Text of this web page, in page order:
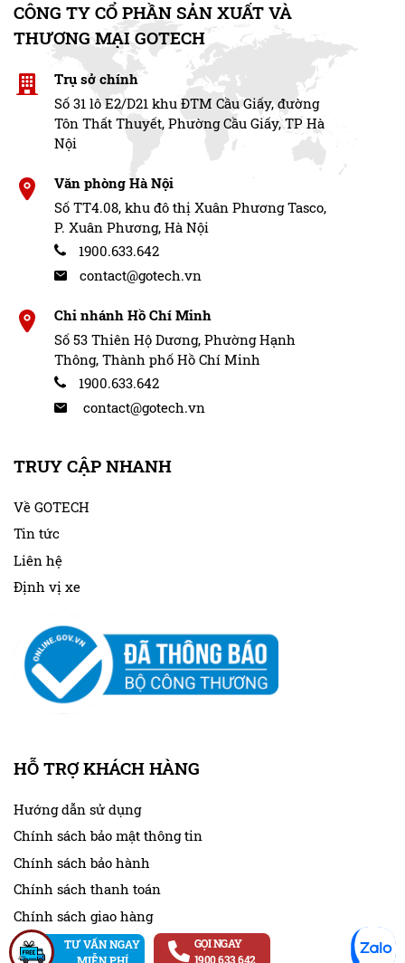
CÔNG TY CỔ PHẦN SẢN XUẤT VÀ
THƯƠNG MẠI GOTECH
Trụ sở chính
Số 31 lô E2/D21 khu ĐTM Cầu Giấy, đường
Tôn Thất Thuyết, Phường Cầu Giấy, TP Hà
Nội
Văn phòng Hà Nội
Số TT4.08, khu đô thị Xuân Phương Tasco,
P. Xuân Phương, Hà Nội
1900.633.642
contact@gotech.vn
Chi nhánh Hồ Chí Minh
Số 53 Thiên Hộ Dương, Phường Hạnh
Thông, Thành phố Hồ Chí Minh
1900.633.642
contact@gotech.vn
TRUY CẬP NHANH
Về GOTECH
Tin tức
Liên hệ
Định vị xe
HỖ TRỢ KHÁCH HÀNG
Hướng dẫn sử dụng
Chính sách bảo mật thông tin
Chính sách bảo hành
Chính sách thanh toán
Chính sách giao hàng
Chính sách đổi trả
TƯ VẤN NGAY
GỌI NGAY
1900 633 642